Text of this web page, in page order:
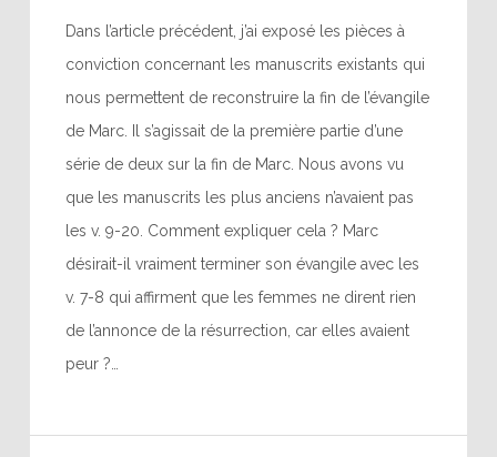
Dans l’article précédent, j’ai exposé les pièces à
conviction concernant les manuscrits existants qui
nous permettent de reconstruire la fin de l’évangile
de Marc. Il s’agissait de la première partie d’une
série de deux sur la fin de Marc. Nous avons vu
que les manuscrits les plus anciens n’avaient pas
les v. 9-20. Comment expliquer cela ? Marc
désirait-il vraiment terminer son évangile avec les
v. 7-8 qui affirment que les femmes ne dirent rien
de l’annonce de la résurrection, car elles avaient
peur ?…